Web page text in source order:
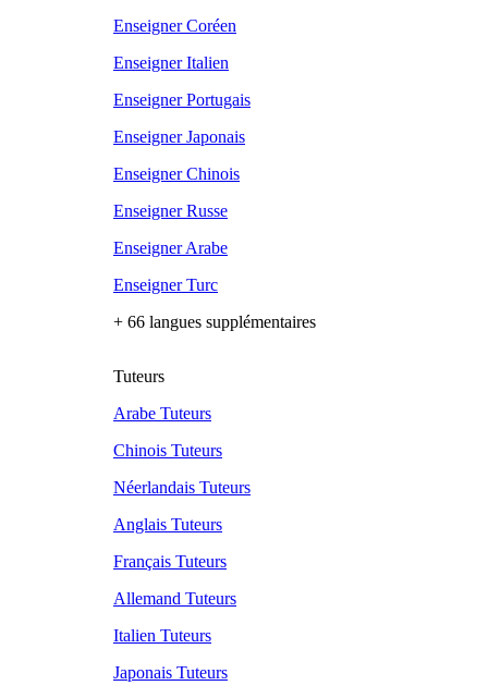
Enseigner Coréen
Enseigner Italien
Enseigner Portugais
Enseigner Japonais
Enseigner Chinois
Enseigner Russe
Enseigner Arabe
Enseigner Turc
+ 66 langues supplémentaires
Tuteurs
Arabe Tuteurs
Chinois Tuteurs
Néerlandais Tuteurs
Anglais Tuteurs
Français Tuteurs
Allemand Tuteurs
Italien Tuteurs
Japonais Tuteurs